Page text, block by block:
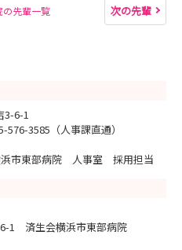
の先輩一覧 次の先輩
3-6-1
3585（人事課直通）
浜市東部病院 人事室 採用担当
1 済生会横浜市東部病院